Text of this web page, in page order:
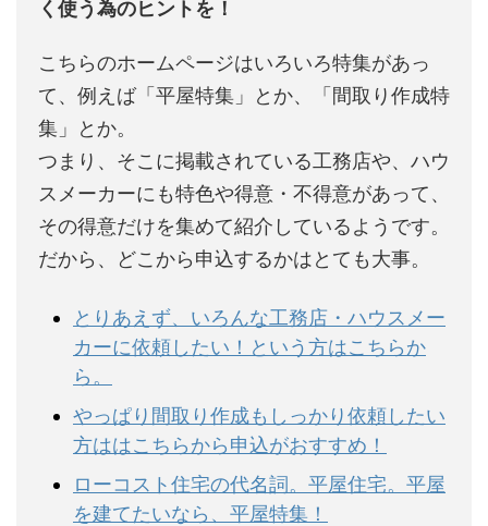
く使う為のヒントを！
こちらのホームページはいろいろ特集があっ
て、例えば「平屋特集」とか、「間取り作成特
集」とか。
つまり、そこに掲載されている工務店や、ハウ
スメーカーにも特色や得意・不得意があって、
その得意だけを集めて紹介しているようです。
だから、どこから申込するかはとても大事。
とりあえず、いろんな工務店・ハウスメー
カーに依頼したい！という方はこちらか
ら。
やっぱり間取り作成もしっかり依頼したい
方ははこちらから申込がおすすめ！
ローコスト住宅の代名詞。平屋住宅。平屋
を建てたいなら、平屋特集！